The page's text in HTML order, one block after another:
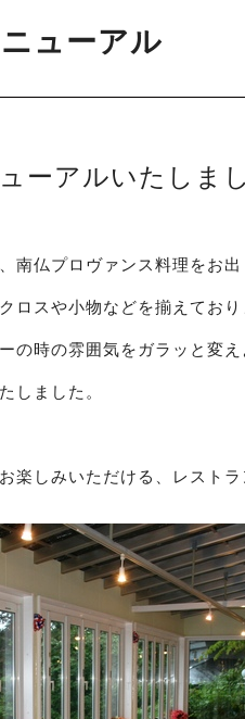
ューアル
ーアルいたしま
南仏プロヴァンス料理をお
ロスや小物などを揃えてお
の時の雰囲気をガラッと変
しました。
楽しみいただける、レスト